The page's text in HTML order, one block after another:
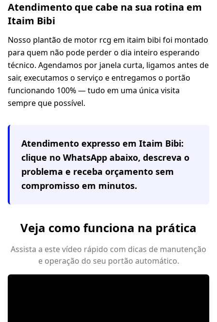
Atendimento que cabe na sua rotina em
Itaim Bibi
Nosso plantão de motor rcg em itaim bibi foi montado
para quem não pode perder o dia inteiro esperando
técnico. Agendamos por janela curta, ligamos antes de
sair, executamos o serviço e entregamos o portão
funcionando 100% — tudo em uma única visita
sempre que possível.
Atendimento expresso em Itaim Bibi:
clique no WhatsApp abaixo, descreva o
problema e receba orçamento sem
compromisso em minutos.
Veja como funciona na prática
Assista a este vídeo rápido com dicas de manutenção
e operação do seu portão automático.